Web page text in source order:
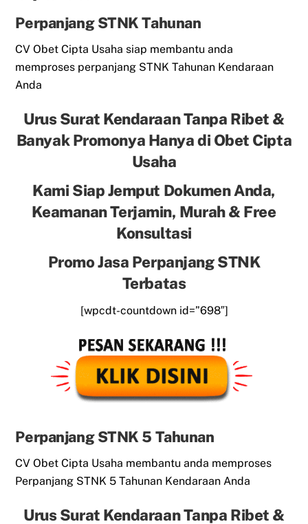
Perpanjang STNK Tahunan
CV Obet Cipta Usaha siap membantu anda
memproses perpanjang STNK Tahunan Kendaraan
Anda
Urus Surat Kendaraan Tanpa Ribet &
Banyak Promonya Hanya di Obet Cipta
Usaha
Kami Siap Jemput Dokumen Anda,
Keamanan Terjamin, Murah & Free
Konsultasi
Promo Jasa Perpanjang STNK
Terbatas
[wpcdt-countdown id=”698″]
Perpanjang STNK 5 Tahunan
CV Obet Cipta Usaha membantu anda memproses
Perpanjang STNK 5 Tahunan Kendaraan Anda
Urus Surat Kendaraan Tanpa Ribet &